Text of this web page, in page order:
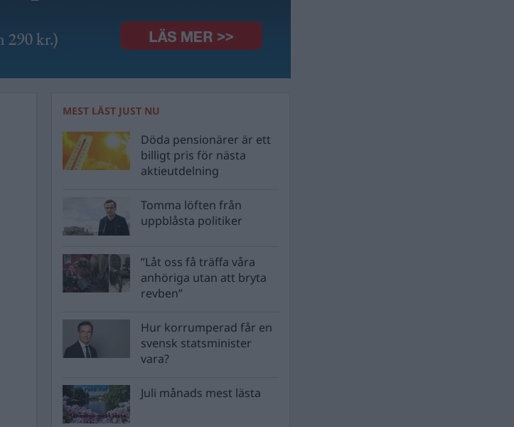
MEST LÄST JUST NU
Döda pensionärer är ett
billigt pris för nästa
aktieutdelning
Tomma löften från
uppblåsta politiker
”Låt oss få träffa våra
anhöriga utan att bryta
revben”
Hur korrumperad får en
svensk statsminister
vara?
Juli månads mest lästa